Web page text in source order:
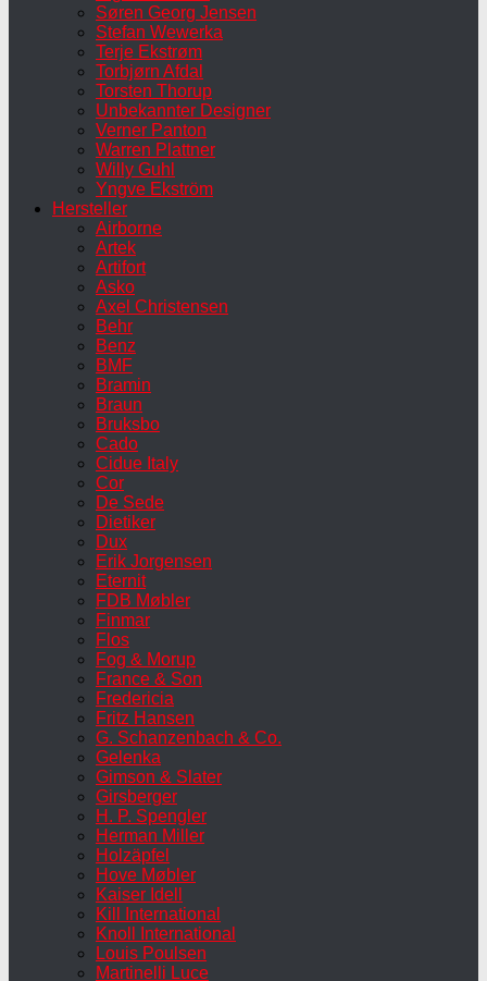
Søren Georg Jensen
Stefan Wewerka
Terje Ekstrøm
Torbjørn Afdal
Torsten Thorup
Unbekannter Designer
Verner Panton
Warren Plattner
Willy Guhl
Yngve Ekström
Hersteller
Airborne
Artek
Artifort
Asko
Axel Christensen
Behr
Benz
BMF
Bramin
Braun
Bruksbo
Cado
Cidue Italy
Cor
De Sede
Dietiker
Dux
Erik Jorgensen
Eternit
FDB Møbler
Finmar
Flos
Fog & Morup
France & Son
Fredericia
Fritz Hansen
G. Schanzenbach & Co.
Gelenka
Gimson & Slater
Girsberger
H. P. Spengler
Herman Miller
Holzäpfel
Hove Møbler
Kaiser Idell
Kill International
Knoll International
Louis Poulsen
Martinelli Luce